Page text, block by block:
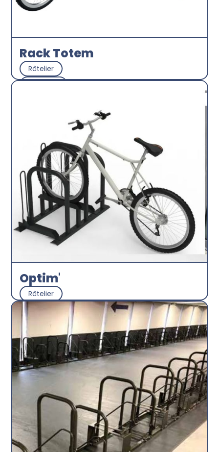
Rack Totem
Râtelier
Optim'
Râtelier
La Ruche à Vélos
Découvrir